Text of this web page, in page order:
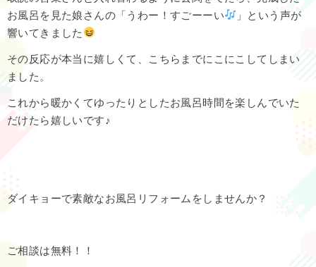
お風呂を見た娘さんの「うわー！すごーーい
」という声が
響いてきました
その反応が本当に嬉しくて、こちらまでにこにこしてしまい
ました。
これから暖かくてゆったりとしたお風呂時間を楽しんでいた
だけたら嬉しいです♪
ダイキョーで素敵なお風呂リフォームをしませんか？
ご相談は無料！！